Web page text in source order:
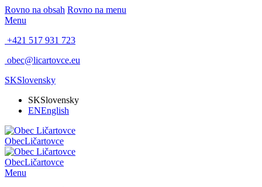
Rovno na obsah Rovno na menu
Menu
+421 517 931 723
obec@licartovce.eu
SKSlovensky
SKSlovensky
ENEnglish
ObecLičartovce
ObecLičartovce
Menu